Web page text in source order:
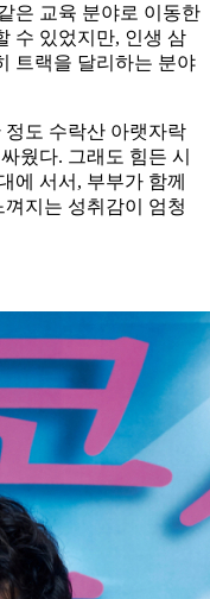
은 교육 분야로 이동한
수 있었지만, 인생 삼
트랙을 달리하는 분야
도 수락산 아랫자락
웠다. 그래도 힘든 시
에 서서, 부부가 함께
지는 성취감이 엄청